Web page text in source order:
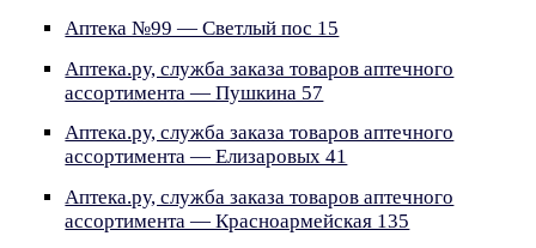
Аптека №99 — Светлый пос 15
Аптека.ру, служба заказа товаров аптечного
ассортимента — Пушкина 57
Аптека.ру, служба заказа товаров аптечного
ассортимента — Елизаровых 41
Аптека.ру, служба заказа товаров аптечного
ассортимента — Красноармейская 135